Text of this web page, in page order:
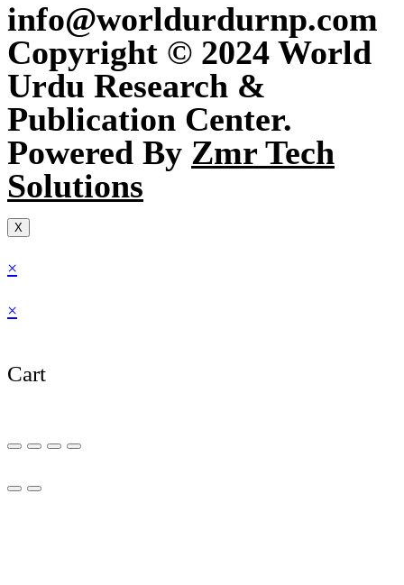
info@worldurdurnp.com
Copyright © 2024 World
Urdu Research &
Publication Center.
Powered By Zmr Tech
Solutions
X
×
×
Cart